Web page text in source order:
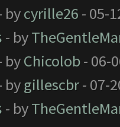
bycyrille26 - 05-
- by
byChicolob- 06-
bygillescbr- 07-
- by